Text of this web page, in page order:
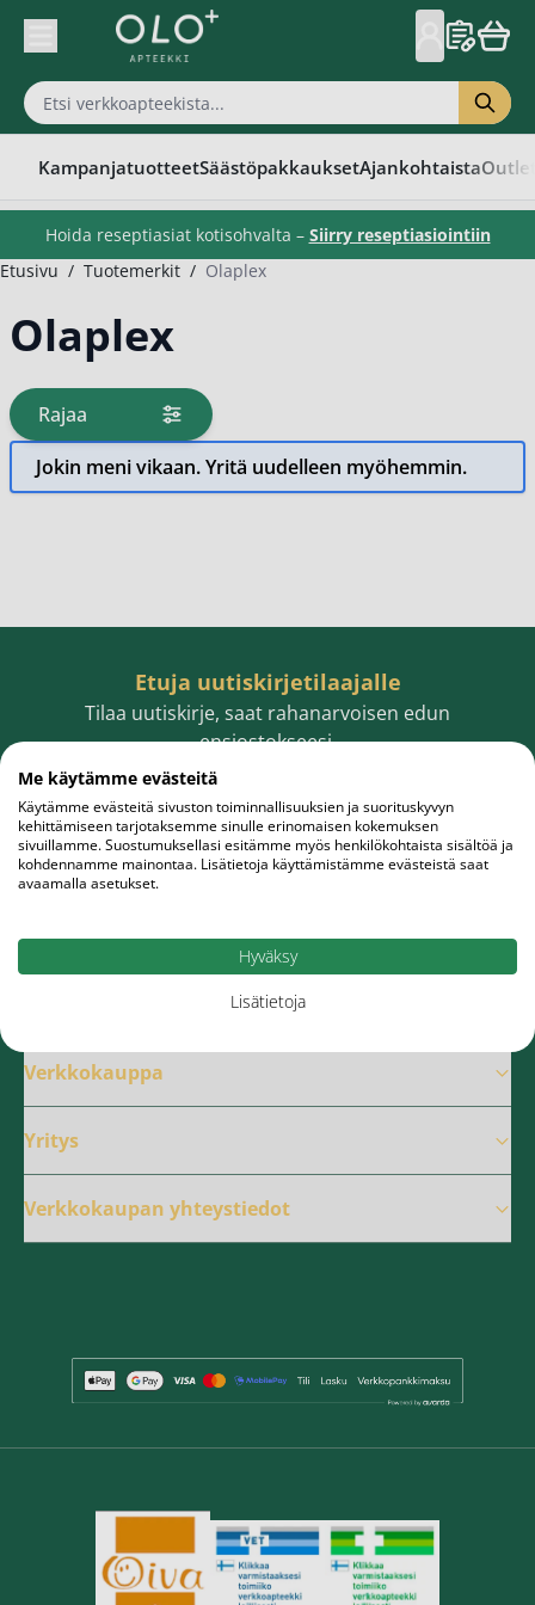
Skip to Content
KampanjatuotteetSäästöpakkauksetAjankohtaista
Hoida reseptiasiat kotisohvalta – Siirry reseptiasiointiin
Etusivu / Tuotemerkit / Olaplex
Olaplex
Rajaa
tuotteita
Jokin meni vikaan. Yritä uudelleen myöhemmin.
Etuja uutiskirjetilaajalle
Tilaa uutiskirje, saat rahanarvoisen edun
ensiostokseesi.
Sähköpostiosoite
Tilaa
Verkkokauppa
Yritys
Verkkokaupan yhteystiedot
Me käytämme evästeitä
Käytämme evästeitä sivuston toiminnallisuuksien ja suorituskyvyn
kehittämiseen tarjotaksemme sinulle erinomaisen kokemuksen
sivuillamme. Suostumuksellasi esitämme myös henkilökohtaista sisältöä ja
kohdennamme mainontaa. Lisätietoja käyttämistämme evästeistä saat
avaamalla asetukset.
Hyväksy
Lisätietoja